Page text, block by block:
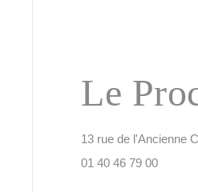
Le
13 rue de l'Ancienne
01 40 46 79 00